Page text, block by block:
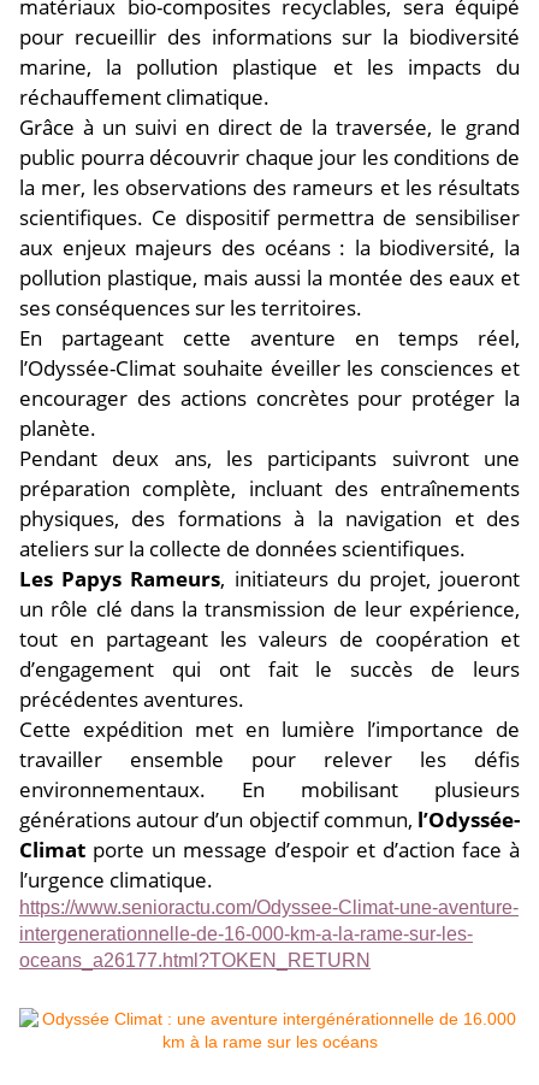
matériaux bio-composites recyclables, sera équipé
pour recueillir des informations sur la biodiversité
marine, la pollution plastique et les impacts du
réchauffement climatique.
Grâce à un suivi en direct de la traversée, le grand
public pourra découvrir chaque jour les conditions de
la mer, les observations des rameurs et les résultats
scientifiques. Ce dispositif permettra de sensibiliser
aux enjeux majeurs des océans : la biodiversité, la
pollution plastique, mais aussi la montée des eaux et
ses conséquences sur les territoires.
En partageant cette aventure en temps réel,
l’Odyssée-Climat souhaite éveiller les consciences et
encourager des actions concrètes pour protéger la
planète.
Pendant deux ans, les participants suivront une
préparation complète, incluant des entraînements
physiques, des formations à la navigation et des
ateliers sur la collecte de données scientifiques.
Les Papys Rameurs, initiateurs du projet, joueront
un rôle clé dans la transmission de leur expérience,
tout en partageant les valeurs de coopération et
d’engagement qui ont fait le succès de leurs
précédentes aventures.
Cette expédition met en lumière l’importance de
travailler ensemble pour relever les défis
environnementaux. En mobilisant plusieurs
générations autour d’un objectif commun, l’Odyssée-
Climat porte un message d’espoir et d’action face à
l’urgence climatique.
https://www.senioractu.com/Odyssee-Climat-une-aventure-
intergenerationnelle-de-16-000-km-a-la-rame-sur-les-
oceans_a26177.html?TOKEN_RETURN